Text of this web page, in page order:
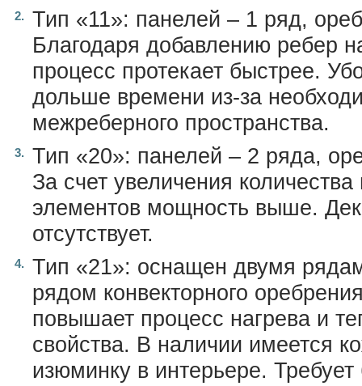
Тип «11»: панелей – 1 ряд,
Благодаря добавлению ребер
процесс протекает быстрее.
дольше времени из-за
межреберного пространства.
Тип «20»: панелей – 2 ряда,
За счет увеличения
элементов мощность выше.
отсутствует.
Тип «21»: оснащен двумя
рядом конвекторного
повышает процесс нагрева и
свойства. В наличии имеется
изюминку в интерьере.